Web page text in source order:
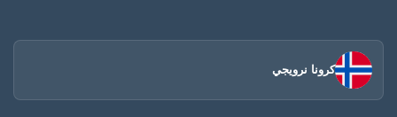
كرونا نرويجي